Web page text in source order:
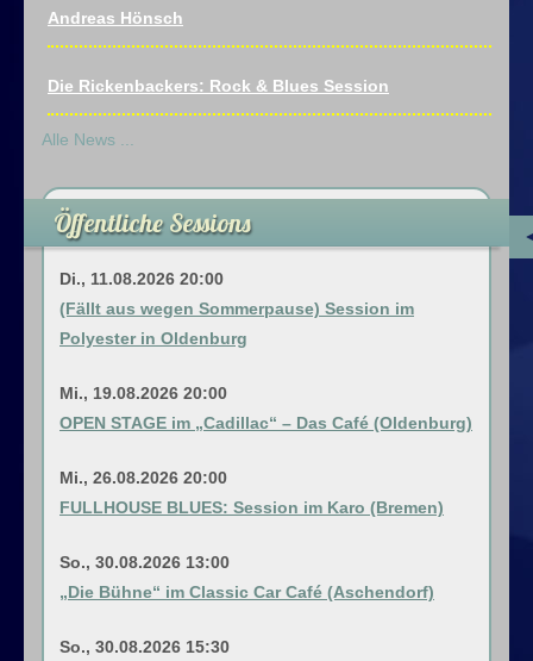
Andreas Hönsch
Die Rickenbackers: Rock & Blues Session
Alle News ...
Öffentliche Sessions
Di., 11.08.2026 20:00
(Fällt aus wegen Sommerpause) Session im
Polyester in Oldenburg
Mi., 19.08.2026 20:00
OPEN STAGE im „Cadillac“ – Das Café (Oldenburg)
Mi., 26.08.2026 20:00
FULLHOUSE BLUES: Session im Karo (Bremen)
So., 30.08.2026 13:00
„Die Bühne“ im Classic Car Café (Aschendorf)
So., 30.08.2026 15:30